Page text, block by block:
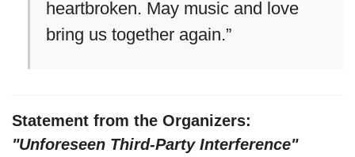
heartbroken. May music and love
bring us together again.”
Statement from the Organizers:
"Unforeseen Third-Party Interference"